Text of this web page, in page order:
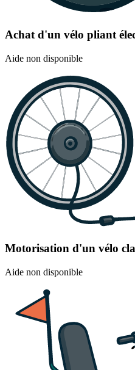
Achat d'un vélo pliant
Aide non disponible
Motorisation d'un vélo
Aide non disponible